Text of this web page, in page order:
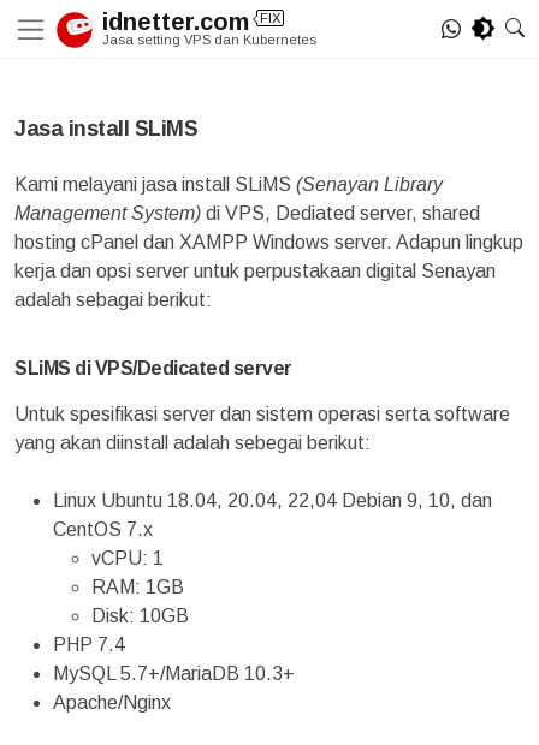
idnetter.com FIX
Jasa setting VPS dan Kubernetes
Jasa install SLiMS
Kami melayani jasa install SLiMS (Senayan Library
Management System) di VPS, Dediated server, shared
hosting cPanel dan XAMPP Windows server. Adapun lingkup
kerja dan opsi server untuk perpustakaan digital Senayan
adalah sebagai berikut:
SLiMS di VPS/Dedicated server
Untuk spesifikasi server dan sistem operasi serta software
yang akan diinstall adalah sebegai berikut:
Linux Ubuntu 18.04, 20.04, 22,04 Debian 9, 10, dan
CentOS 7.x
vCPU: 1
RAM: 1GB
Disk: 10GB
PHP 7.4
MySQL 5.7+/MariaDB 10.3+
Apache/Nginx